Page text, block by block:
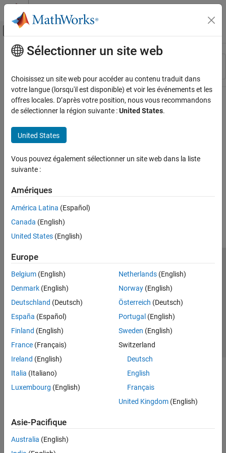
Passer au contenu
Activer/désactiver l'affichage du menu
Ressource
Contenu principal
Sélectionner un site web
Choisissez un site web pour accéder au contenu traduit dans
votre langue (lorsqu'il est disponible) et voir les événements et les
offres locales. D’après votre position, nous vous recommandons
de sélectionner la région suivante :United States.
United States
Vous pouvez également sélectionner un site web dans la liste
suivante :
Amériques
América Latina (Español)
Canada (English)
United States (English)
Europe
Belgium (English)
Denmark (English)
Deutschland (Deutsch)
España (Español)
Finland (English)
France (Français)
Ireland (English)
Italia (Italiano)
Luxembourg (English)
Netherlands(English)
Norway(English)
Österreich (Deutsch)
Portugal (English)
Sweden (English)
Switzerland
Deutsch
English
Français
United Kingdom(English)
Asie-Pacifique
Australia (English)
Lutte anti-piratage
Contacts locaux
© 1994-2026 The MathWorks, Inc.